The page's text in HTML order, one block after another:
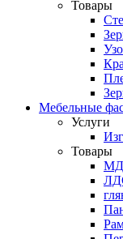
Товары
Мебельные
Услуги
Товары